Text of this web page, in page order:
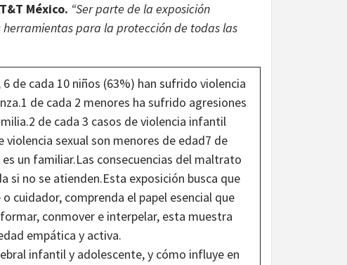
México. “Ser parte de la exposición
para la protección de todas las
6 de cada 10 niños (63%) han sufrido violencia
de cada 2 menores ha sufrido agresiones
de cada 3 casos de violencia infantil
sexual son menores de edad7 de
un familiar.Las consecuencias del maltrato
si no se atienden.Esta exposición busca que
cuidador, comprenda el papel esencial que
conmover e interpelar, esta muestra
empática y activa.
infantil y adolescente, y cómo influye en